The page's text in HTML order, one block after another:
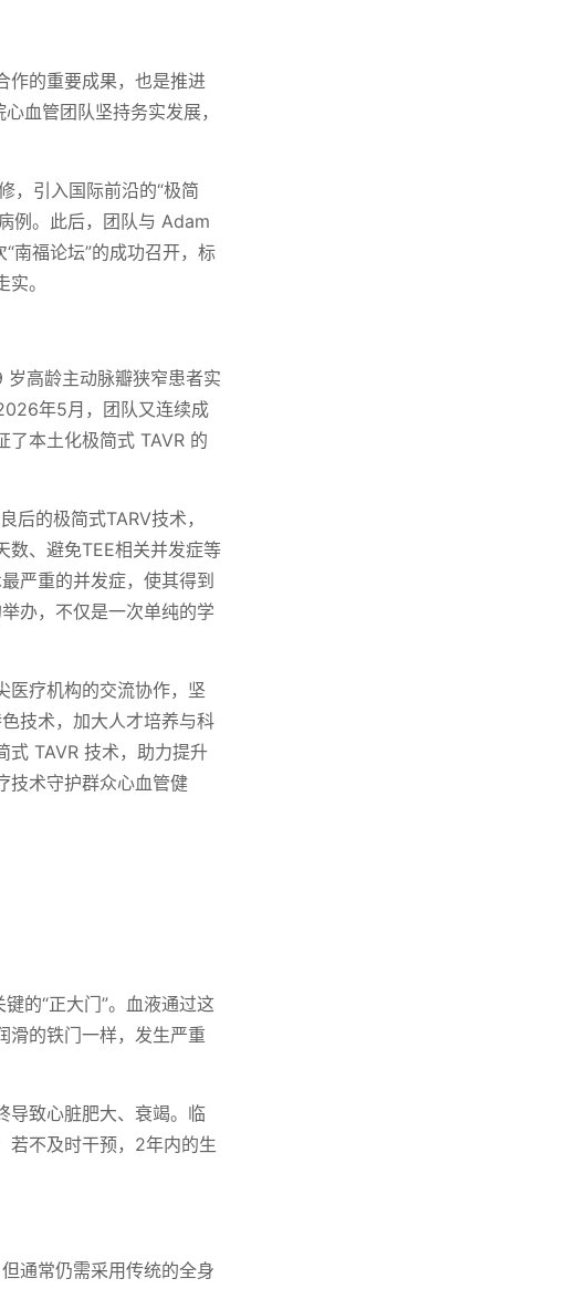
作的重要成果，也是推进
血管团队坚持务实发展，
，引入国际前沿的“极简
例。此后，团队与 Adam
南福论坛”的成功召开，标
。
高龄主动脉瓣狭窄患者实
年5月，团队又连续成
了本土化极简式 TAVR 的
后的极简式TARV技术，
数、避免TEE相关并发症等
严重的并发症，使其得到
办，不仅是一次单纯的学
医疗机构的交流协作，坚
技术，加大人才培养与科
式 TAVR 技术，助力提升
技术守护群众心血管健
的“正大门”。血液通过这
滑的铁门一样，发生严重
导致心脏肥大、衰竭。临
若不及时干预，2年内的生
通常仍需采用传统的全身